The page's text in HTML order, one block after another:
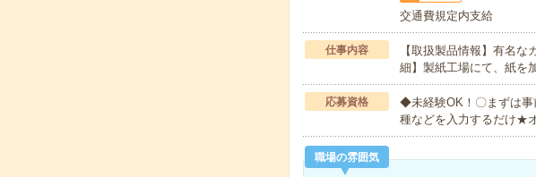
交通費規定内支給
仕事内容
【取扱製品情報】有名
細】製紙工場にて、紙を
応募資格
◆未経験OK！〇まずは事
種などを入力するだけ★
職場の雰囲気